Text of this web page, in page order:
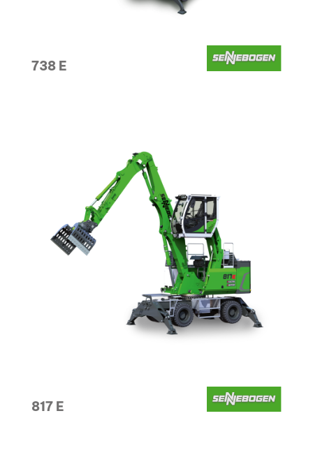
738 E
817 E